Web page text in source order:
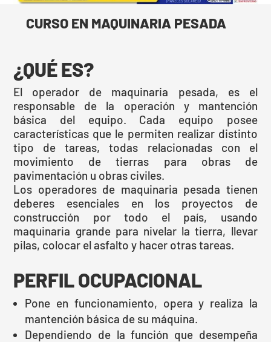
CURSO EN MAQUINARIA PESADA
¿QUÉ ES?
El operador de maquinaria pesada, es el
responsable de la operación y mantención
básica del equipo. Cada equipo posee
características que le permiten realizar distinto
tipo de tareas, todas relacionadas con el
movimiento de tierras para obras de
pavimentación u obras civiles.
Los operadores de maquinaria pesada tienen
deberes esenciales en los proyectos de
construcción por todo el país, usando
maquinaria grande para nivelar la tierra, llevar
pilas, colocar el asfalto y hacer otras tareas.
PERFIL OCUPACIONAL
Pone en funcionamiento, opera y realiza la
mantención básica de su máquina.
Dependiendo de la función que desempeña